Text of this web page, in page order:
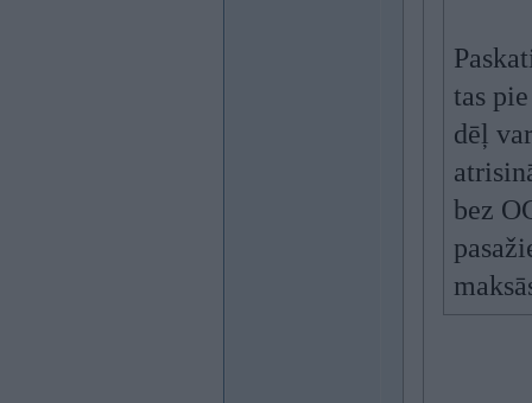
tas
dēļ
bez